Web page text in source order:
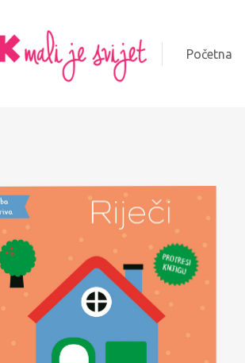
Početna